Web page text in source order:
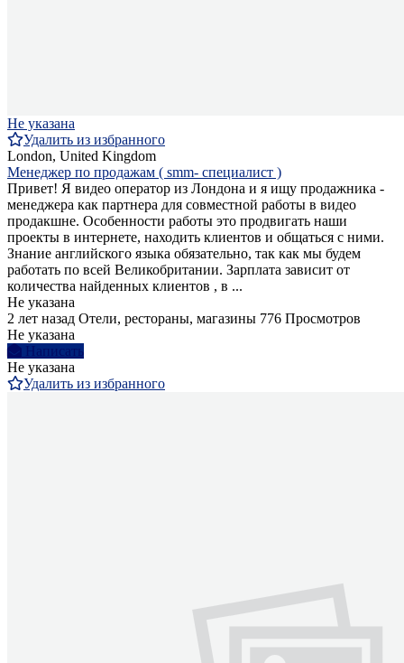
Не указана
Удалить из избранного
London, United Kingdom
Менеджер по продажам ( smm- специалист )
Привет! Я видео оператор из Лондона и я ищу продажника -
менеджера как партнера для совместной работы в видео
продакшне. Особенности работы это продвигать наши
проекты в интернете, находить клиентов и общаться с ними.
Знание английского языка обязательно, так как мы будем
работать по всей Великобритании. Зарплата зависит от
количества найденных клиентов , в ...
Не указана
2 лет назад Отели, рестораны, магазины 776 Просмотров
Не указана
Написать
Не указана
Удалить из избранного